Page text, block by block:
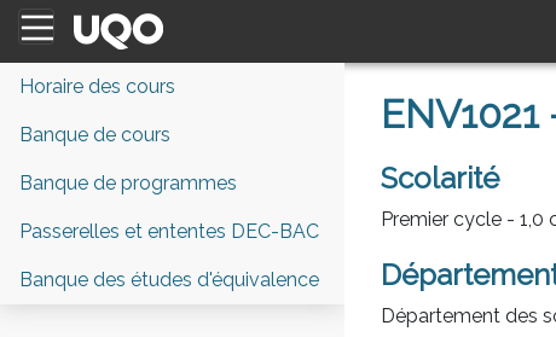
Horaire des cours
Banque de cours
Banque de programmes
Passerelles et ententes DEC-BAC
Banque des études d'équivalence
Scolarité
Premier cycle - 1,0
Département des